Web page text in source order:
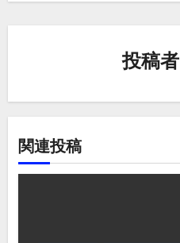
ン
投稿者
関連投稿